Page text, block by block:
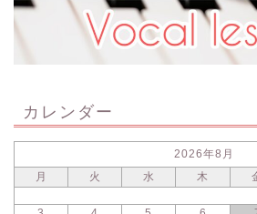
カレンダー
2026年8月
月
火 水 木